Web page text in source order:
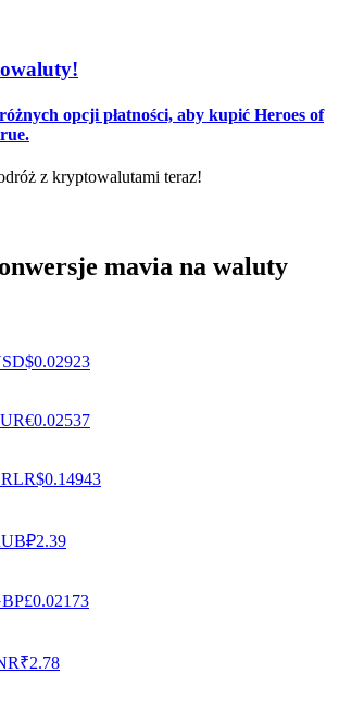
zachować rentowność
konkurencyjne nagrody
opcji płatności, aby kupić Heroes of
z kryptowalutami teraz!
mavia na waluty
$0.02923
€0.02537
R$0.14943
₽2.39
£0.02173
₹2.78